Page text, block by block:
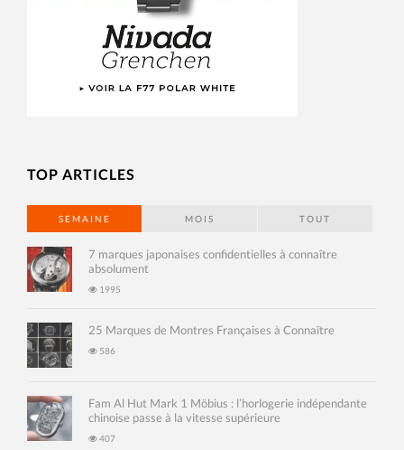
TOP ARTICLES
SEMAINE MOIS TOUT
7 marques japonaises confidentielles à connaître
absolument
1995
25 Marques de Montres Françaises à Connaître
586
Fam Al Hut Mark 1 Möbius : l’horlogerie indépendante
chinoise passe à la vitesse supérieure
407